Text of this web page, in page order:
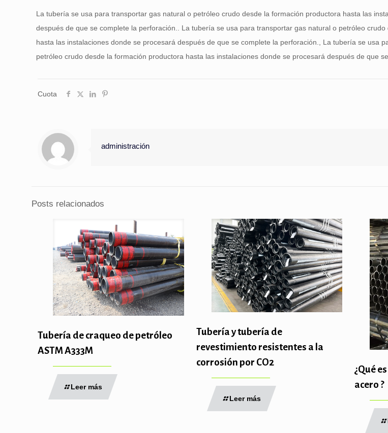
La tubería se usa para transportar gas natural o petróleo crudo desde la formación productora hasta las
después de que se complete la perforación.. La tubería se usa para transportar gas natural o petróleo
hasta las instalaciones donde se procesará después de que se complete la perforación., La tubería se usa
petróleo crudo desde la formación productora hasta las instalaciones donde se procesará después de que
Cuota
administración
Posts relacionados
Tubería de craqueo de petróleo
ASTM A333M
Leer más
Tubería y tubería de
revestimiento resistentes a la
corrosión por CO2
Leer más
¿Qué
acero ?